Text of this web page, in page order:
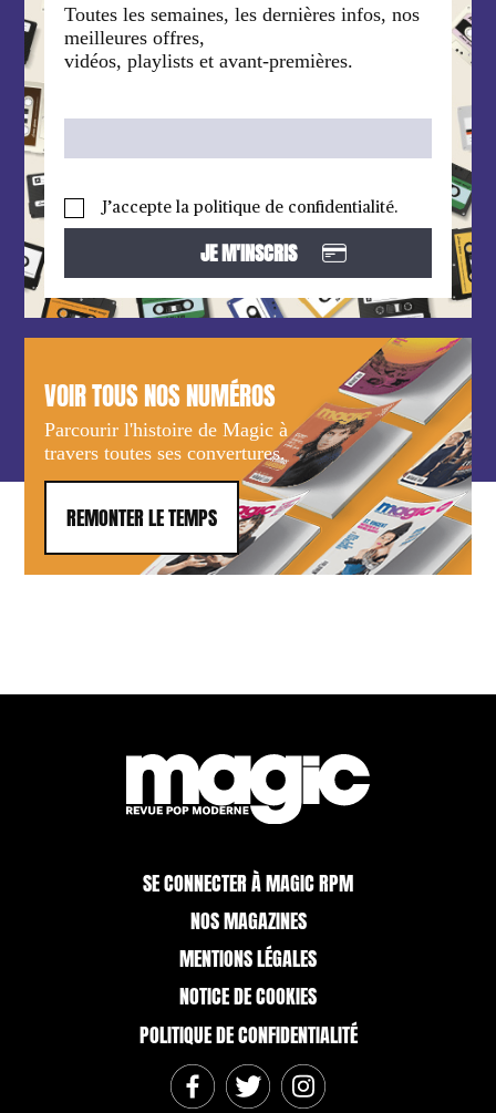
Toutes les semaines, les dernières infos, nos
meilleures offres,
vidéos, playlists et avant-premières.
J’accepte la politique de confidentialité.
VOIR TOUS NOS NUMÉROS
Parcourir l'histoire de Magic à
travers toutes ses convertures.
REMONTER LE TEMPS
SE CONNECTER À MAGIC RPM
NOS MAGAZINES
MENTIONS LÉGALES
NOTICE DE COOKIES
POLITIQUE DE CONFIDENTIALITÉ